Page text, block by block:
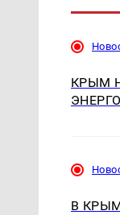
КРЫМ
В